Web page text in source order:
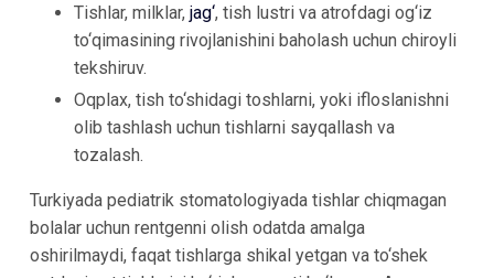
Tishlar, milklar, jag‘, tish lustri va atrofdagi og‘iz
to‘qimasining rivojlanishini baholash uchun chiroyli
tekshiruv.
Oqplax, tish to‘shidagi toshlarni, yoki ifloslanishni
olib tashlash uchun tishlarni sayqallash va
tozalash.
Turkiyada pediatrik stomatologiyada tishlar chiqmagan
bolalar uchun rentgenni olish odatda amalga
oshirilmaydi, faqat tishlarga shikal yetgan va to‘shek